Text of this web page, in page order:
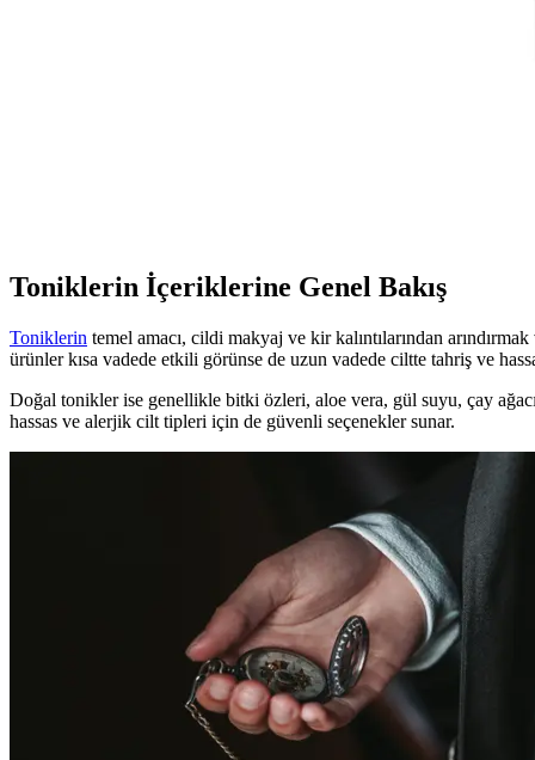
Toniklerin İçeriklerine Genel Bakış
Toniklerin temel amacı, cildi makyaj ve kir kalıntılarından
ürünler kısa vadede etkili görünse de uzun vadede ciltte tahriş ve
Doğal tonikler ise genellikle bitki özleri, aloe vera, gül suyu, çay
hassas ve alerjik cilt tipleri için de güvenli seçenekler sunar.